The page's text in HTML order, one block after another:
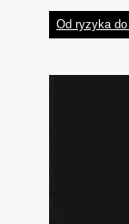
Od ryzyka